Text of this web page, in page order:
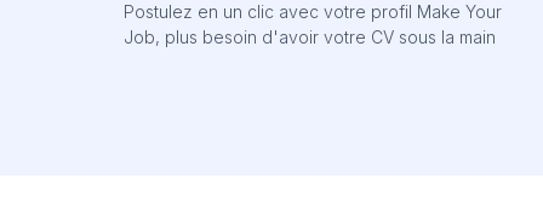
Postulez en un clic avec votre profil Make Your
Job, plus besoin d'avoir votre CV sous la main